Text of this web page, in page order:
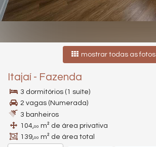
mostrar todas as fotos
Itajaí - Fazenda
3 dormitórios (1 suíte)
2 vagas (Numerada)
3 banheiros
104,00 m² de área privativa
139,00 m² de área total